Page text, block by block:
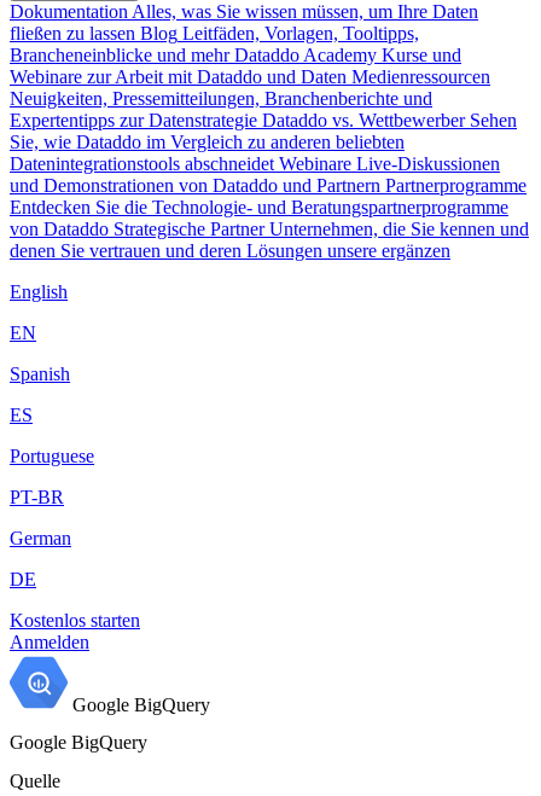
Dokumentation Alles, was Sie wissen müssen, um Ihre Daten
fließen zu lassen Blog Leitfäden, Vorlagen, Tooltipps,
Brancheneinblicke und mehr Dataddo Academy Kurse und
Webinare zur Arbeit mit Dataddo und Daten Medienressourcen
Neuigkeiten, Pressemitteilungen, Branchenberichte und
Expertentipps zur Datenstrategie Dataddo vs. Wettbewerber Sehen
Sie, wie Dataddo im Vergleich zu anderen beliebten
Datenintegrationstools abschneidet Webinare Live-Diskussionen
und Demonstrationen von Dataddo und Partnern Partnerprogramme
Entdecken Sie die Technologie- und Beratungspartnerprogramme
von Dataddo Strategische Partner Unternehmen, die Sie kennen und
denen Sie vertrauen und deren Lösungen unsere ergänzen
English
EN
Spanish
ES
Portuguese
PT-BR
German
DE
Kostenlos starten
Anmelden
Google BigQuery
Google BigQuery
Quelle